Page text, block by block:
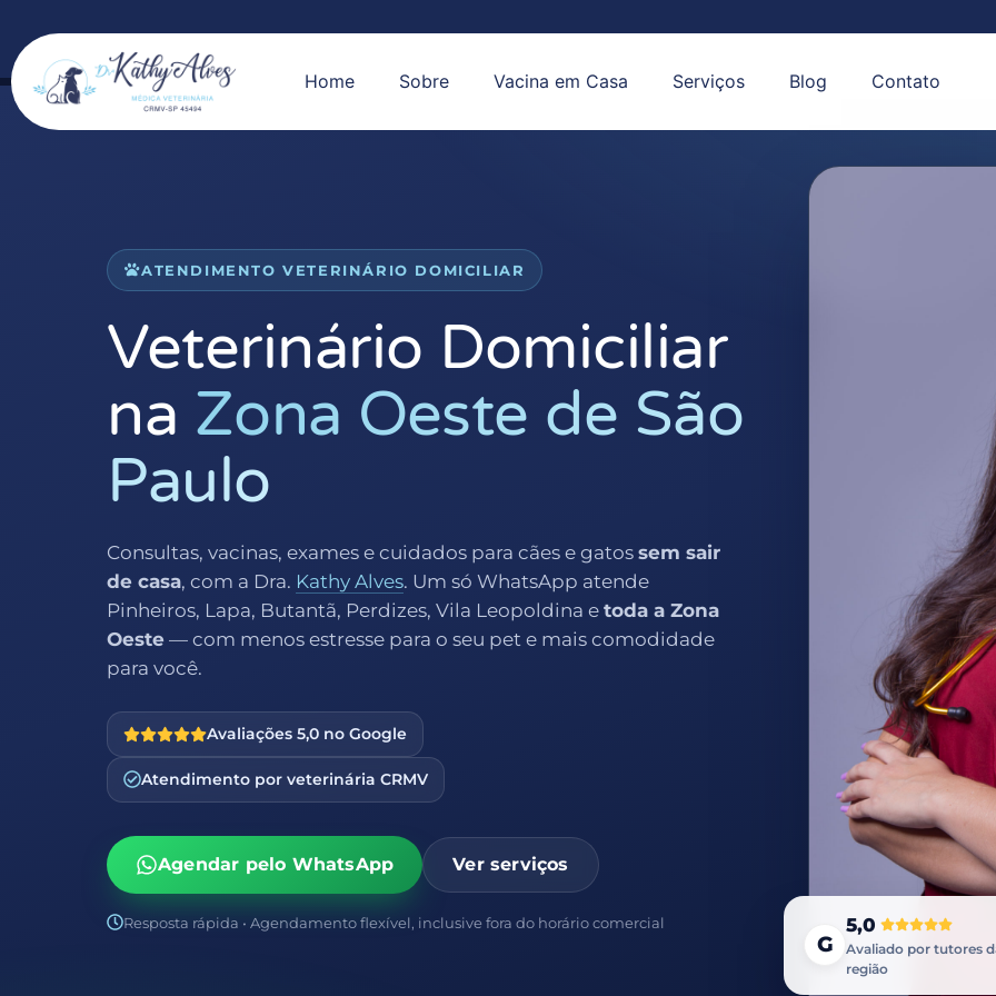
Home Sobre Vacina em Casa Serviços Blog Contato
ATENDIMENTO VETERINÁRIO DOMICILIAR
Veterinário Domiciliar
na Zona Oeste de São
Paulo
Consultas, vacinas, exames e cuidados para cães e gatos sem sair
de casa, com a Dra. Kathy Alves. Um só WhatsApp atende
Pinheiros, Lapa, Butantã, Perdizes, Vila Leopoldina e toda a Zona
Oeste — com menos estresse para o seu pet e mais comodidade
para você.
Avaliações 5,0 no Google
Atendimento por veterinária CRMV
Agendar pelo WhatsApp Ver serviços
Resposta rápida • Agendamento flexível, inclusive fora do horário comercial
G
5,0
Avaliado por tutores
região